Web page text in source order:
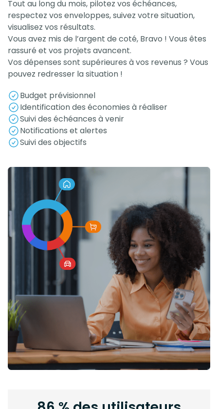
Tout au long du mois, pilotez vos échéances,
respectez vos enveloppes, suivez votre situation,
visualisez vos résultats.
Vous avez mis de l’argent de coté, Bravo ! Vous êtes
rassuré et vos projets avancent.
Vos dépenses sont supérieures à vos revenus ? Vous
pouvez redresser la situation !
Budget prévisionnel
Identification des économies à réaliser
Suivi des échéances à venir
Notifications et alertes
Suivi des objectifs